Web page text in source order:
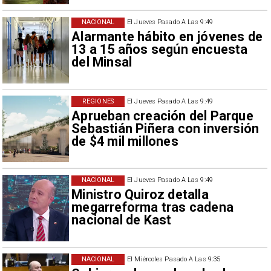
El Jueves Pasado A Las 9:49
Alarmante hábito en jóvenes de
13 a 15 años según encuesta
del Minsal
NACIONAL
El Jueves Pasado A Las 9:49
Aprueban creación del Parque
Sebastián Piñera con inversión
de $4 mil millones
REGIONES
El Jueves Pasado A Las 9:49
Ministro Quiroz detalla
megarreforma tras cadena
nacional de Kast
NACIONAL
El Miércoles Pasado A Las 9:35
NACIONAL